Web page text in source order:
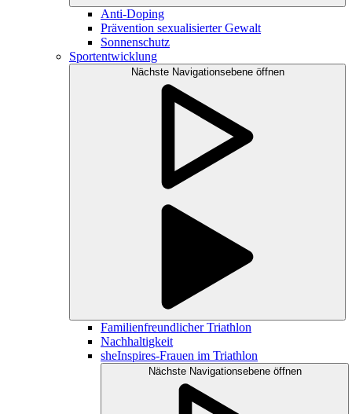
Anti-Doping
Prävention sexualisierter Gewalt
Sonnenschutz
Sportentwicklung
Nächste Navigationsebene öffnen
Familienfreundlicher Triathlon
Nachhaltigkeit
sheInspires-Frauen im Triathlon
Nächste Navigationsebene öffnen